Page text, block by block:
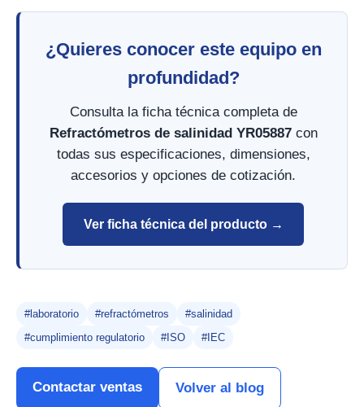
¿Quieres conocer este equipo en
profundidad?
Consulta la ficha técnica completa de
Refractómetros de salinidad YR05887con
todas sus especificaciones, dimensiones,
accesorios y opciones de cotización.
Ver ficha técnica del producto →
#laboratorio #refractómetros
#salinidad
#cumplimiento regulatorio
#ISO #IEC
Contactar ventas Volver al blog